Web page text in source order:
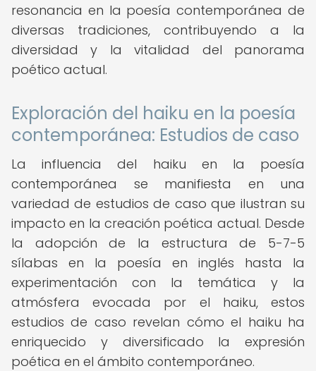
resonancia en la poesía contemporánea de
diversas tradiciones, contribuyendo a la
diversidad y la vitalidad del panorama
poético actual.
Exploración del haiku en la poesía
contemporánea: Estudios de caso
La influencia del haiku en la poesía
contemporánea se manifiesta en una
variedad de estudios de caso que ilustran su
impacto en la creación poética actual. Desde
la adopción de la estructura de 5-7-5
sílabas en la poesía en inglés hasta la
experimentación con la temática y la
atmósfera evocada por el haiku, estos
estudios de caso revelan cómo el haiku ha
enriquecido y diversificado la expresión
poética en el ámbito contemporáneo.